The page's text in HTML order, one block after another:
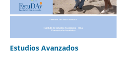
Estudios Avanzados